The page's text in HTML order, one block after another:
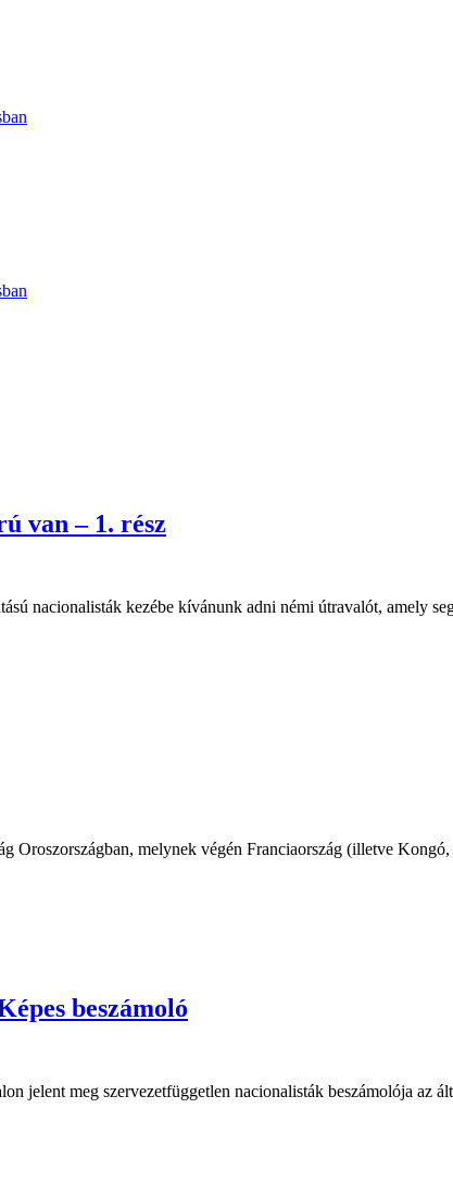
van – 1. rész
nacionalisták kezébe kívánunk adni némi útravalót, amely
Oroszországban, melynek végén Franciaország (illetve
beszámoló
jelent meg szervezetfüggetlen nacionalisták beszámolója